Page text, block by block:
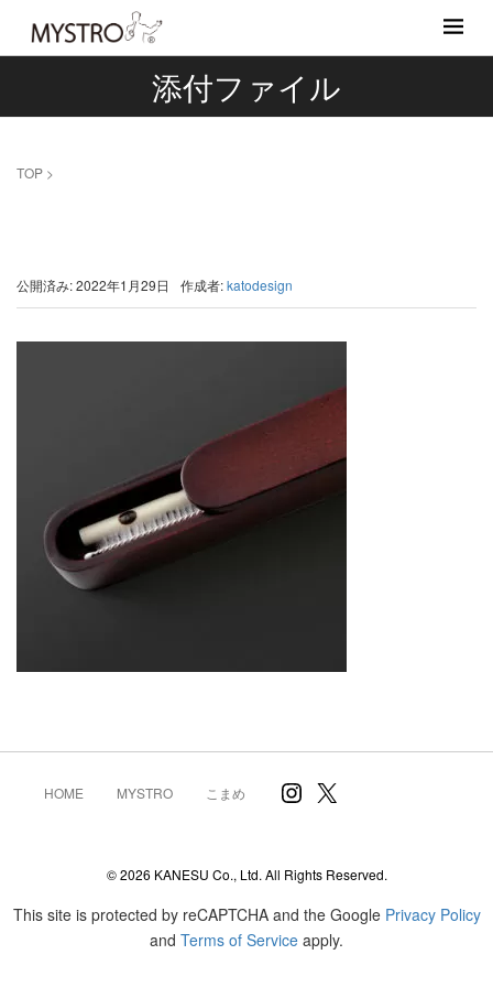
添付ファイル
TOP >
公開済み: 2022年1月29日 作成者:katodesign
HOME MYSTRO こまめ Instagram
X
© 2026 KANESU Co., Ltd. All Rights Reserved.
This site is protected by reCAPTCHA and the Google Privacy Policy
and Terms of Service apply.